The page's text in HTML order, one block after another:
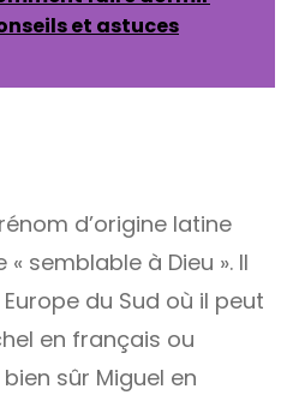
et astuces
d’origine latine
semblable à Dieu ». Il
du Sud où il peut
en français ou
sûr Miguel en